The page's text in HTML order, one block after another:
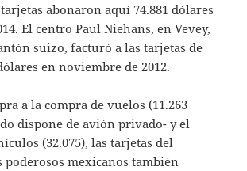
abonaron aquí 74.881 dólares
El centro Paul Niehans, en Vevey,
suizo, facturó a las tarjetas de
en noviembre de 2012.
a la compra de vuelos (11.263
dispone de avión privado- y el
(32.075), las tarjetas del
poderosos mexicanos también